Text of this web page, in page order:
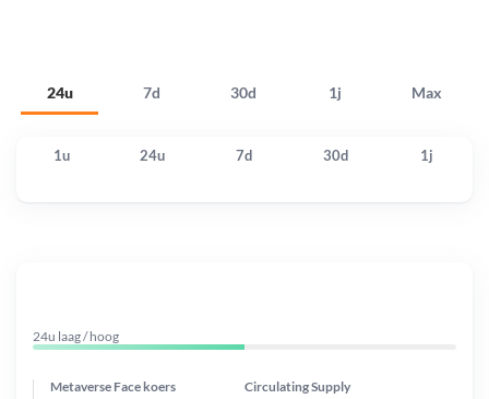
24u 7d 30d 1j Max
1u 24u 7d 30d 1j
24u laag / hoog
Metaverse Face koers Circulating Supply